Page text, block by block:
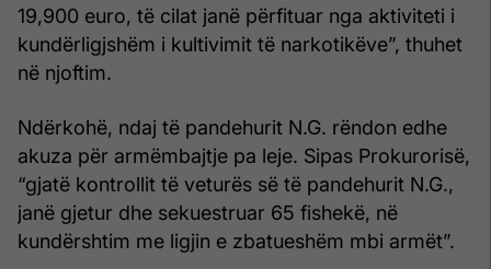
19,900 euro, të cilat janë përfituar nga aktiviteti i
kundërligjshëm i kultivimit të narkotikëve”, thuhet
në njoftim.
Ndërkohë, ndaj të pandehurit N.G. rëndon edhe
akuza për armëmbajtje pa leje. Sipas Prokurorisë,
“gjatë kontrollit të veturës së të pandehurit N.G.,
janë gjetur dhe sekuestruar 65 fishekë, në
kundërshtim me ligjin e zbatueshëm mbi armët”.